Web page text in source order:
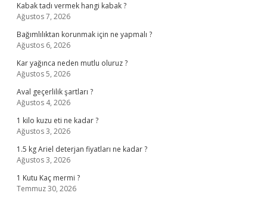
Kabak tadı vermek hangi kabak ?
Ağustos 7, 2026
Bağımlılıktan korunmak için ne yapmalı ?
Ağustos 6, 2026
Kar yağınca neden mutlu oluruz ?
Ağustos 5, 2026
Aval geçerlilik şartları ?
Ağustos 4, 2026
1 kilo kuzu eti ne kadar ?
Ağustos 3, 2026
1.5 kg Ariel deterjan fiyatları ne kadar ?
Ağustos 3, 2026
1 Kutu Kaç mermi ?
Temmuz 30, 2026